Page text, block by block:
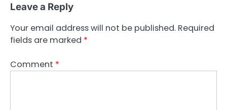
Leave a Reply
Your email address will not be published. Required
fields are marked *
Comment *